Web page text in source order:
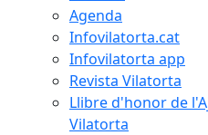
Agenda
Infovilatorta.cat
Infovilatorta app
Revista Vilatorta
Llibre d'honor de
Vilatorta